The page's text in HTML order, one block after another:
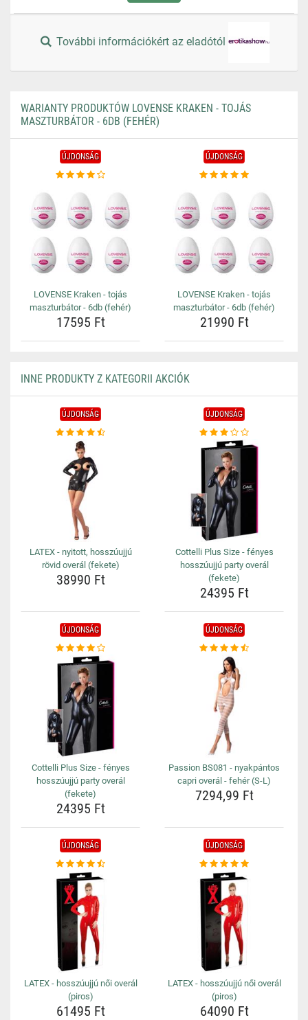
További információkért az eladótól
WARIANTY PRODUKTÓW LOVENSE KRAKEN - TOJÁS
MASZTURBÁTOR - 6DB (FEHÉR)
ÚJDONSÁG
LOVENSE Kraken - tojás
maszturbátor - 6db (fehér)
17595 Ft
ÚJDONSÁG
LOVENSE Kraken - tojás
maszturbátor - 6db (fehér)
21990 Ft
INNE PRODUKTY Z KATEGORII AKCIÓK
ÚJDONSÁG
LATEX - nyitott, hosszúujjú
rövid overál (fekete)
38990 Ft
ÚJDONSÁG
Cottelli Plus Size - fényes
hosszúujjú party overál
(fekete)
24395 Ft
ÚJDONSÁG
Cottelli Plus Size - fényes
hosszúujjú party overál
(fekete)
24395 Ft
ÚJDONSÁG
Passion BS081 - nyakpántos
capri overál - fehér (S-L)
7294,99 Ft
ÚJDONSÁG
LATEX - hosszúujjú női overál
(piros)
61495 Ft
ÚJDONSÁG
LATEX - hosszúujjú női overál
(piros)
64090 Ft